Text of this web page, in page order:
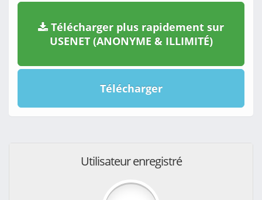
Télécharger plus rapidement sur
USENET (ANONYME & ILLIMITÉ)
Télécharger
Utilisateur enregistré